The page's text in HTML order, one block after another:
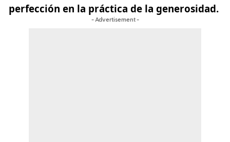
perfección en la práctica de la generosidad.
- Advertisement -